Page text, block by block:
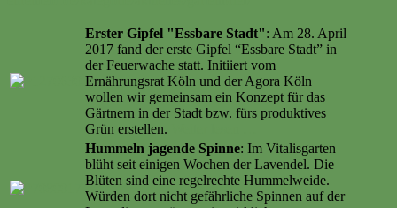
Erster Gipfel "Essbare Stadt": Am 28. April
2017 fand der erste Gipfel “Essbare Stadt” in
der Feuerwache statt. Initiiert vom
Ernährungsrat Köln und der Agora Köln
wollen wir gemeinsam ein Konzept für das
Gärtnern in der Stadt bzw. fürs produktives
Grün erstellen.
Hummeln jagende Spinne: Im Vitalisgarten
blüht seit einigen Wochen der Lavendel. Die
Blüten sind eine regelrechte Hummelweide.
Würden dort nicht gefährliche Spinnen auf der